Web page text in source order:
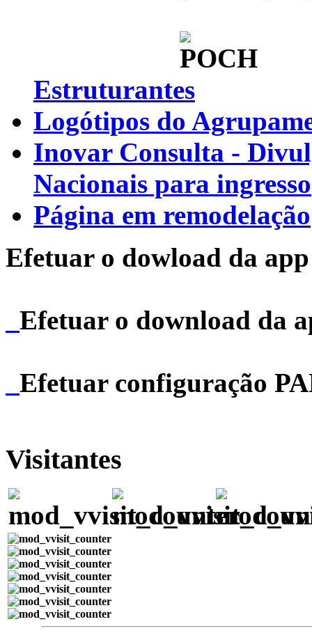
Estruturantes
Logótipos do
Inovar Consulta -
Nacionais para ingresso
Página em remodelação
Efetuar o dowload da
Efetuar o download da
Efetuar configuração
Visitantes